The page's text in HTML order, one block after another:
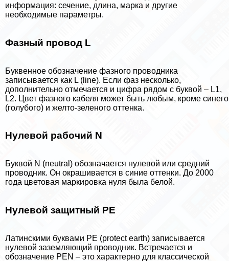
информация: сечение, длина, марка и другие
необходимые параметры.
Фазный провод L
Буквенное обозначение фазного проводника
записывается как L (line). Если фаз несколько,
дополнительно отмечается и цифра рядом с буквой – L1,
L2. Цвет фазного кабеля может быть любым, кроме синего
(гoлyбого) и желто-зеленого оттенка.
Нулевой рабочий N
Буквой N (neutral) обозначается нулевой или средний
проводник. Он окрашивается в синие оттенки. До 2000
года цветовая маркировка нуля была белой.
Нулевой защитный PE
Латинскими буквами PE (protect earth) записывается
нулевой заземляющий проводник. Встречается и
обозначение PEN – это хаpaктерно для классической